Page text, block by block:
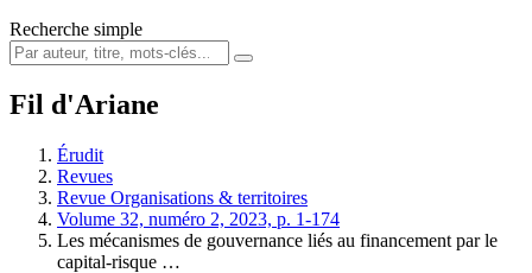
Recherche simple
Fil d'Ariane
Érudit
Revues
Revue Organisations & territoires
Volume 32, numéro 2, 2023, p. 1-174
Les mécanismes de gouvernance liés au financement par le
capital-risque …